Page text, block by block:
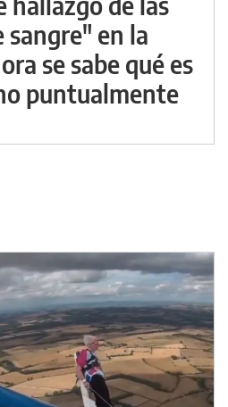
sangre" en la
se sabe qué es
puntualmente